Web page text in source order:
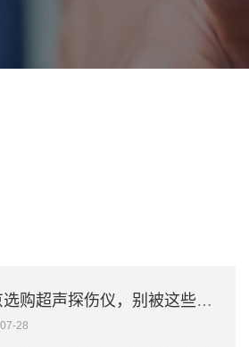
南京选购超声探伤仪，别被这些细节坑了
28
758